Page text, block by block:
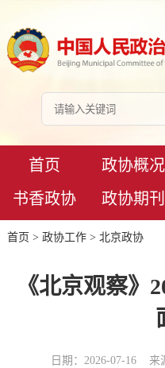
首页 政协概况
书香政协
政协期刊
首页 > 政协工作> 北京政协
《北京观察》
日期：2026-07-16 来